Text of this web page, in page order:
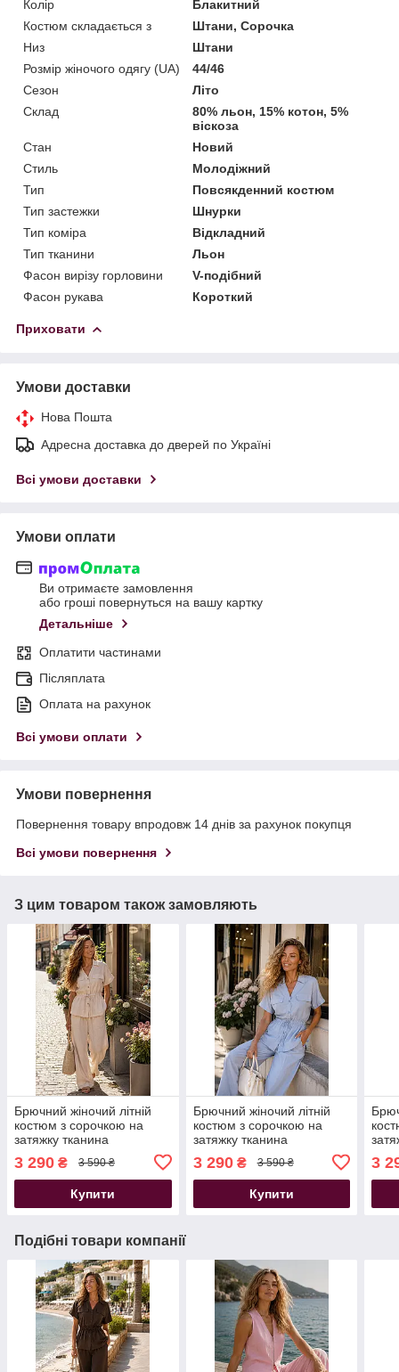
Колір
Блакитний
Костюм складається з
Штани, Сорочка
Низ
Штани
Розмір жіночого одягу (UA)
44/46
Сезон
Літо
Склад
80% льон, 15% котон, 5%
віскоза
Стан
Новий
Стиль
Молодіжний
Тип
Повсякденний костюм
Тип застежки
Шнурки
Тип коміра
Відкладний
Тип тканини
Льон
Фасон вирізу горловини
V-подібний
Фасон рукава
Короткий
Приховати
Умови доставки
Нова Пошта
Адресна доставка до дверей по Україні
Всі умови доставки
Умови оплати
Ви отримаєте замовлення
або гроші повернуться на вашу картку
Детальніше
Оплатити частинами
Післяплата
Оплата на рахунок
Всі умови оплати
Умови повернення
Повернення товару впродовж 14 днів за рахунок покупця
Всі умови повернення
З цим товаром також замовляють
Брючний жіночий літній
костюм з сорочкою на
затяжку тканина
італійський льон молочний
44-54 розміри
3 290 ₴ 3 590 ₴
Купити
Брючний жіночий літній
костюм з сорочкою на
затяжку тканина
блакитний 44-54 розміри
3 290₴ 3 590 ₴
Купити
3
Подібні товари компанії